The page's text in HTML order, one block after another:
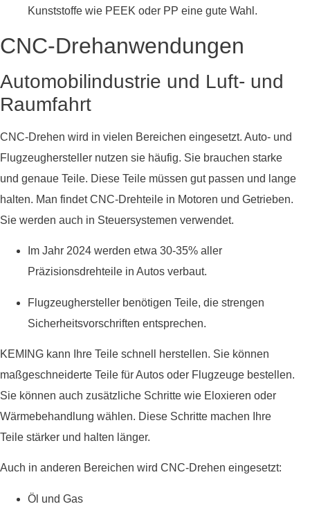
Kunststoffe wie PEEK oder PP eine gute Wahl.
CNC-Drehanwendungen
Automobilindustrie und Luft- und
Raumfahrt
CNC-Drehen wird in vielen Bereichen eingesetzt. Auto- und
Flugzeughersteller nutzen sie häufig. Sie brauchen starke
und genaue Teile. Diese Teile müssen gut passen und lange
halten. Man findet CNC-Drehteile in Motoren und Getrieben.
Sie werden auch in Steuersystemen verwendet.
Im Jahr 2024 werden etwa 30-35% aller
Präzisionsdrehteile in Autos verbaut.
Flugzeughersteller benötigen Teile, die strengen
Sicherheitsvorschriften entsprechen.
KEMING kann Ihre Teile schnell herstellen. Sie können
maßgeschneiderte Teile für Autos oder Flugzeuge bestellen.
Sie können auch zusätzliche Schritte wie Eloxieren oder
Wärmebehandlung wählen. Diese Schritte machen Ihre
Teile stärker und halten länger.
Auch in anderen Bereichen wird CNC-Drehen eingesetzt:
Öl und Gas